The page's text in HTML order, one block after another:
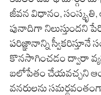
జీవన విధానం, సంస్కృతి,
పునాదిగా నిలుస్తుందని
పరిజ్ఞానాన్ని
కొనసాగించడం ద్వారా
బలోపేతం చేయవచ్చని
వనరులను